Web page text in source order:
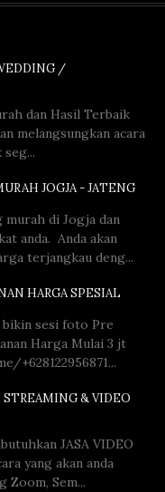
/
dan Hasil Terbaik
melangsungkan acara
JOGJA - JATENG
murah di Jogja dan
anda. Anda akan
terjangkau deng...
HARGA SPESIAL
bikin sesi foto Pre
Harga Mulai 3 jt
+628122956871...
STREAMING & VIDEO
JASA VIDEO
yang akan anda
Zoom, Sem...